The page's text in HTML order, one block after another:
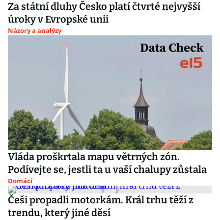
Za státní dluhy Česko platí čtvrté nejvyšší
úroky v Evropské unii
Názory a analýzy
Vláda proškrtala mapu větrných zón.
Podívejte se, jestli ta u vaší chalupy zůstala
Domácí
Češi propadli motorkám. Král trhu těží z
trendu, který jiné děsí